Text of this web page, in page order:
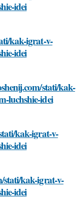
idei
kak-igrat-v-
idei
stati/kak-
luchshie-idei
kak-igrat-v-
idei
stati/kak-igrat-v-
idei